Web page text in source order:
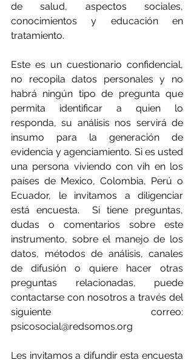
de salud, aspectos sociales,
conocimientos y educación en
tratamiento.
Este es un cuestionario confidencial,
no recopila datos personales y no
habrá ningún tipo de pregunta que
permita identificar a quien lo
insumo para la generación de
evidencia y agenciamiento. Si es usted
una persona viviendo con vih en los
países de Mexico, Colombia, Perú o
Ecuador, le invitamos a diligenciar
está encuesta.  Si tiene preguntas,
dudas o comentarios sobre este
instrumento, sobre el manejo de los
datos, métodos de análisis, canales
de difusión o quiere hacer otras
preguntas relacionadas, puede
contactarse con nosotros a través del
siguiente correo:
psicosocial@redsomos.org
Les invitamos a difundir esta encuesta